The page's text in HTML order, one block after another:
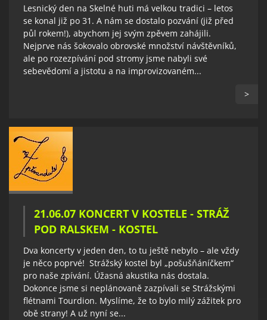
Lesnický den na Skelné huti má velkou tradici – letos
se konal již po 31. A nám se dostalo pozvání (již před
půl rokem!), abychom jej svým zpěvem zahájili.
Nejprve nás šokovalo obrovské množství návštěvníků,
ale po rozezpívání pod stromy jsme nabyli své
sebevědomí a jistotu a na improvizovaném...
>
21.06.07 KONCERT V KOSTELE - STRÁŽ
POD RALSKEM - KOSTEL
Dva koncerty v jeden den, to tu ještě nebylo – ale vždy
je něco poprvé! Strážský kostel byl „pošušňáníčkem“
pro naše zpívání. Úžasná akustika nás dostala.
Dokonce jsme si neplánovaně zazpívali se Strážskými
flétnami Tourdion. Myslíme, že to bylo milý zážitek pro
obě strany! A už nyní se...